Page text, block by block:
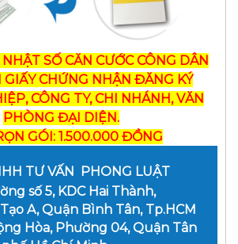
SỐ CĂN CƯỚC CÔNG DÂN
GIẤY CHỨNG NHẬN ĐĂNG KÝ
CÔNG TY, CHI NHÁNH, VĂN
PHÒNG ĐẠI DIỆN.
GÓI: 1.500.000 ĐỒNG
TƯ VẤN PHONG LUẬT
số 5, KDC Hai Thành,
A, Quận Bình Tân, Tp.HCM
Hòa, Phường 04, Quận Tân